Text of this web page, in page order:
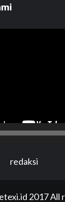
redaksi
2017 All